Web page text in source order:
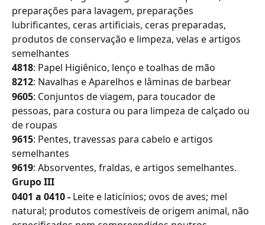
preparações para lavagem, preparações
lubrificantes, ceras artificiais, ceras preparadas,
produtos de conservação e limpeza, velas e artigos
semelhantes
4818: Papel Higiênico, lenço e toalhas de mão
8212: Navalhas e Aparelhos e lâminas de barbear
9605: Conjuntos de viagem, para toucador de
pessoas, para costura ou para limpeza de calçado ou
de roupas
9615: Pentes, travessas para cabelo e artigos
semelhantes
9619: Absorventes, fraldas, e artigos semelhantes.
Grupo III
0401 a 0410 - Leite e laticínios; ovos de aves; mel
natural; produtos comestíveis de origem animal, não